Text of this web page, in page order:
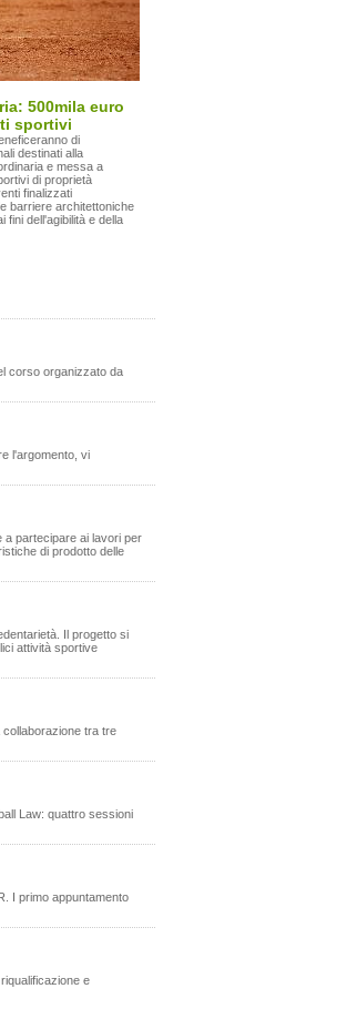
500mila euro
sportivi
di
destinati alla
e messa a
di proprietà
finalizzati
barriere architettoniche
fini dell'agibilità e della
corso organizzato da
l'argomento, vi
a partecipare ai lavori per
di prodotto delle
Il progetto si
attività sportive
collaborazione tra tre
Law: quattro sessioni
I primo appuntamento
e